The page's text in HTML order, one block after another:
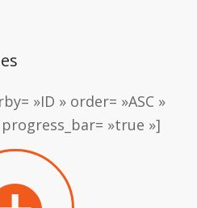
»ID » order= »ASC »
»true »]